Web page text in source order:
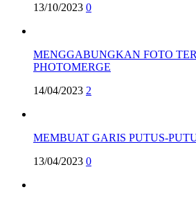
13/10/2023 0
MENGGABUNGKAN FOTO
PHOTOMERGE
14/04/2023 2
MEMBUAT GARIS PUTUS-
13/04/2023 0